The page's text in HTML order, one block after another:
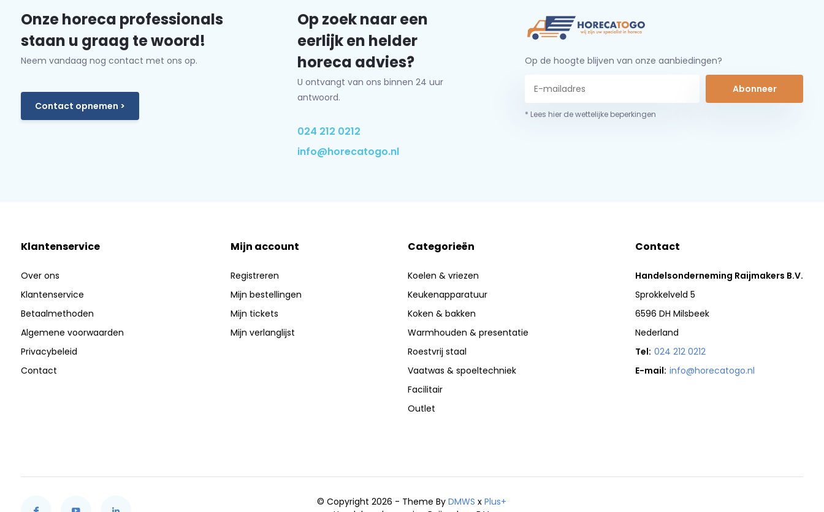
Onze horeca professionals
staan u graag te woord!
Neem vandaag nog contact met ons op.
Contact opnemen >
Op zoek naar een
eerlijk en helder
horeca advies?
U ontvangt van ons binnen 24 uur
antwoord.
024 212 0212
info@horecatogo.nl
Op de hoogte blijven van onze aanbiedingen?
Abonneer
* Lees hier de wettelijke beperkingen
Klantenservice
Over ons
Klantenservice
Betaalmethoden
Algemene voorwaarden
Privacybeleid
Contact
Mijn account
Registreren
Mijn bestellingen
Mijn tickets
Mijn verlanglijst
Categorieën
Koelen & vriezen
Keukenapparatuur
Koken & bakken
Warmhouden & presentatie
Roestvrij staal
Vaatwas & spoeltechniek
Facilitair
Outlet
Contact
Handelsonderneming Raijmakers B.V.
Sprokkelveld 5
6596 DH Milsbeek
Nederland
Tel: 024 212 0212
E-mail: info@horecatogo.nl
© Copyright 2026 - Theme ByDMWS xPlus+